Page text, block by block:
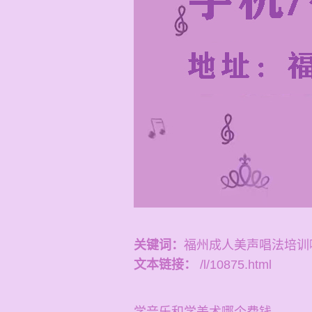
关键词： 福州成人美声唱法培
文本链接：
/l/10875.html